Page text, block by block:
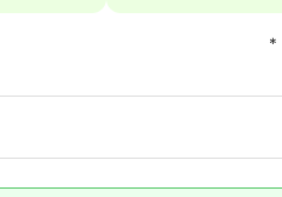
*